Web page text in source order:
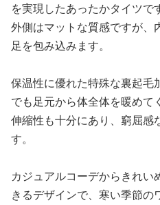
を実現したあったかタイツで
外側はマットな質感ですが、
足を包み込みます。
保温性に優れた特殊な裏起毛
でも足元から体全体を暖めて
伸縮性も十分にあり、窮屈感
す。
カジュアルコーデからきれ
きるデザインで、寒い季節